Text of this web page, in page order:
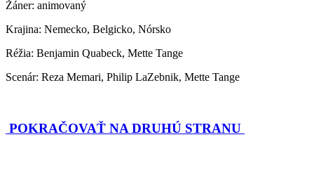
Žáner: animovaný
Krajina: Nemecko, Belgicko, Nórsko
Réžia: Benjamin Quabeck, Mette Tange
Scenár: Reza Memari, Philip LaZebnik, Mette Tange
POKRAČOVAŤ NA DRUHÚ STRANU